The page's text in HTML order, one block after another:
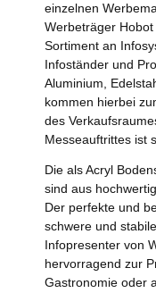
einzelnen
Werbeträger
Sortiment an
Infoständer und
Aluminium,
kommen hierbei
des
Messeauftrittes ist
Die als Acryl
sind aus
Der perfekte und
schwere und
Infopresenter von
hervorragend zur
Gastronomie oder